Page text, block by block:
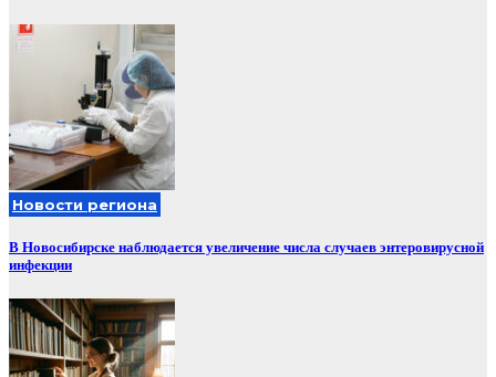
Новости региона
В Новосибирске наблюдается увеличение числа случаев энтеровирусной
инфекции